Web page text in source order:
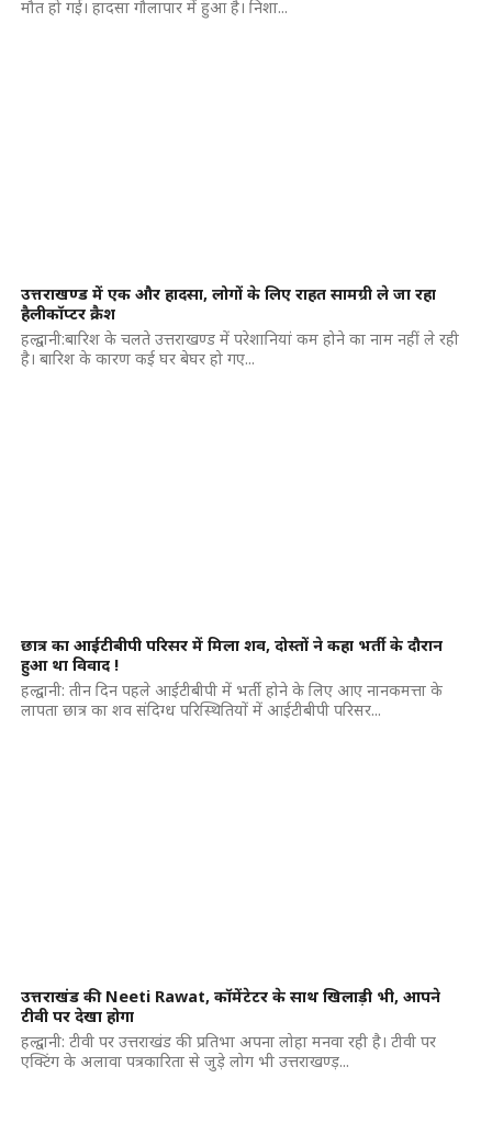
मौत हो गई। हादसा गौलापार में हुआ है। निशा...
उत्तराखण्ड में एक और हादसा, लोगों के लिए राहत सामग्री ले जा रहा
हैलीकॉप्टर क्रैश
हल्द्वानी:बारिश के चलते उत्तराखण्ड में परेशानियां कम होने का नाम नहीं ले रही
है। बारिश के कारण कई घर बेघर हो गए...
छात्र का आईटीबीपी परिसर में मिला शव, दोस्तों ने कहा भर्ती के दौरान
हुआ था विवाद !
हल्द्वानी: तीन दिन पहले आईटीबीपी में भर्ती होने के लिए आए नानकमत्ता के
लापता छात्र का शव संदिग्ध परिस्थितियों में आईटीबीपी परिसर...
उत्तराखंड की Neeti Rawat, कॉमेंटेटर के साथ खिलाड़ी भी, आपने
टीवी पर देखा होगा
हल्द्वानी: टीवी पर उत्तराखंड की प्रतिभा अपना लोहा मनवा रही है। टीवी पर
एक्टिंग के अलावा पत्रकारिता से जुड़े लोग भी उत्तराखण्ड़...